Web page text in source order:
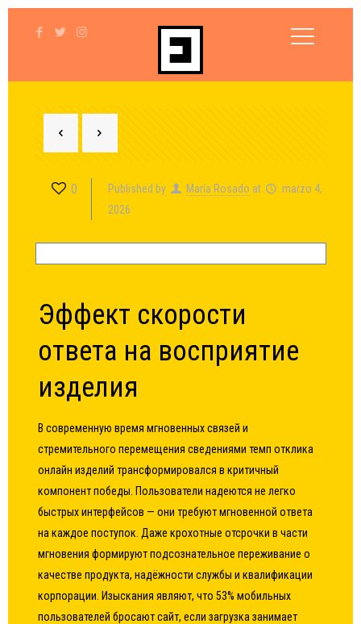
0 Published by María Rosado at
marzo 4,
2026
Эффект скорости
ответа на восприятие
изделия
В современную время мгновенных связей и
стремительного перемещения сведениями темп отклика
онлайн изделий трансформировался в критичный
компонент победы. Пользователи надеются не легко
быстрых интерфейсов — они требуют мгновенной ответа
на каждое поступок. Даже крохотные отсрочки в части
мгновения формируют подсознательное переживание о
качестве продукта, надёжности службы и квалификации
корпорации. Изыскания являют, что 53% мобильных
пользователей бросают сайт, если загрузка занимает